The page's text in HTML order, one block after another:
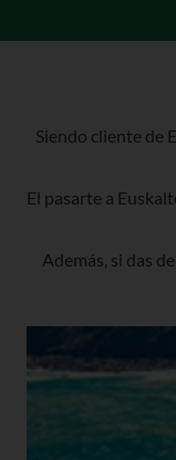
Siendo cliente de
El pasarte a
Además, si das